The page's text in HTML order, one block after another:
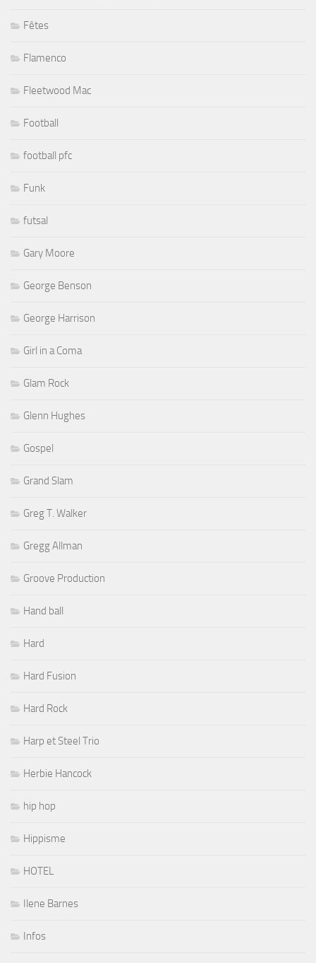
Fêtes
Flamenco
Fleetwood Mac
Football
football pfc
Funk
futsal
Gary Moore
George Benson
George Harrison
Girl in a Coma
Glam Rock
Glenn Hughes
Gospel
Grand Slam
Greg T. Walker
Gregg Allman
Groove Production
Hand ball
Hard
Hard Fusion
Hard Rock
Harp et Steel Trio
Herbie Hancock
hip hop
Hippisme
HOTEL
Ilene Barnes
Infos